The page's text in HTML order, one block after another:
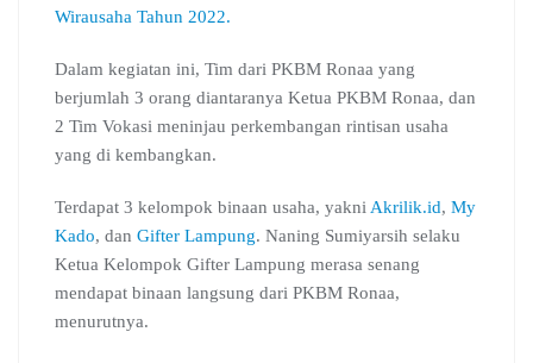
a
o
o
m
Wirausaha Tahun 2022.
Dalam kegiatan ini, Tim dari PKBM Ronaa yang
berjumlah 3 orang diantaranya Ketua PKBM Ronaa, dan
2 Tim Vokasi meninjau perkembangan rintisan usaha
yang di kembangkan.
Terdapat 3 kelompok binaan usaha, yakni Akrilik.id, My
Kado, dan Gifter Lampung. Naning Sumiyarsih selaku
Ketua Kelompok Gifter Lampung merasa senang
mendapat binaan langsung dari PKBM Ronaa,
menurutnya.